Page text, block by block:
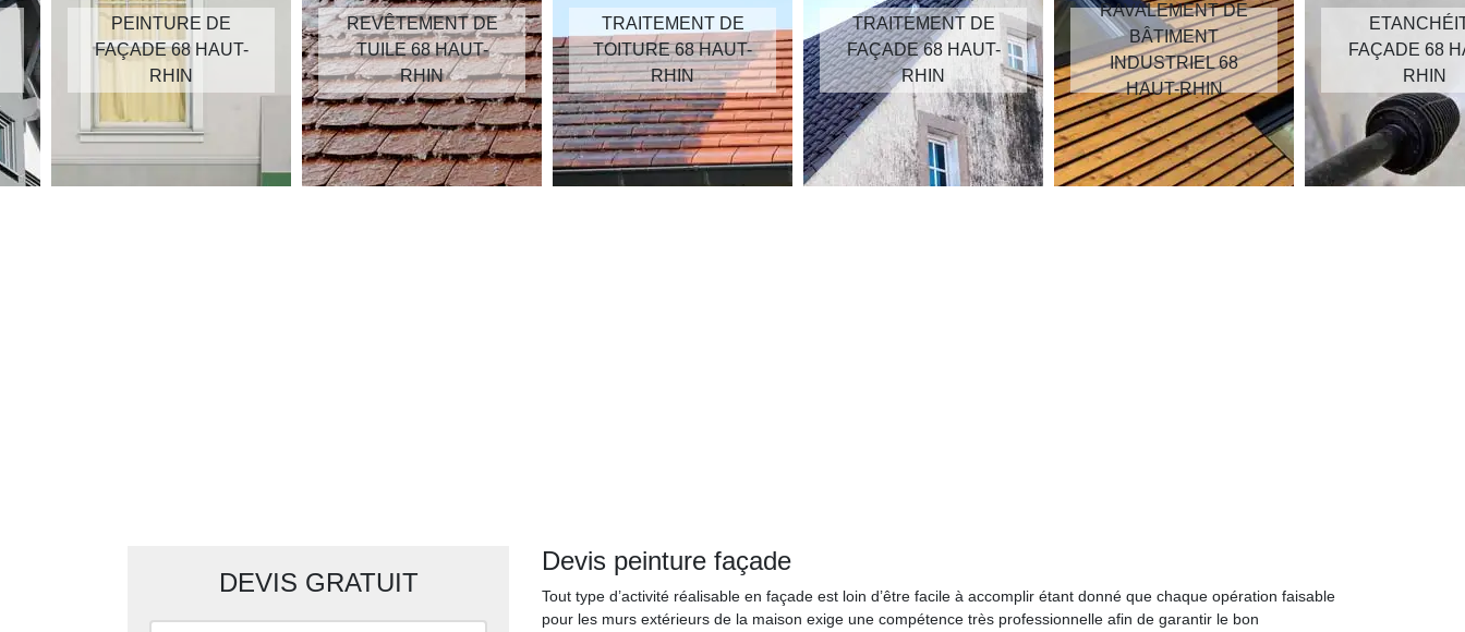
PEINTURE DE
FAÇADE 68 HAUT-
RHIN
REVÊTEMENT DE
TUILE 68 HAUT-
RHIN
TRAITEMENT DE
TOITURE 68 HAUT-
RHIN
TRAITEMENT DE
FAÇADE 68 HAUT-
RHIN
RAVALEMENT DE
BÂTIMENT
INDUSTRIEL 68
HAUT-RHIN
FAÇADE 68
RHIN
DEVIS GRATUIT
Devis peinture façade
Tout type d’activité réalisable en façade est loin d’être facile à accomplir étant donné que chaque opération faisable
pour les murs extérieurs de la maison exige une compétence très professionnelle afin de garantir le bon